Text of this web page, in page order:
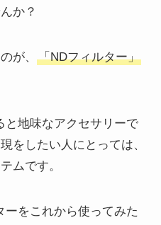
か？
が、
「NDフィルター」
と地味なアクセサリーで
をしたい人にとっては、
ムです。
ーをこれから使ってみた